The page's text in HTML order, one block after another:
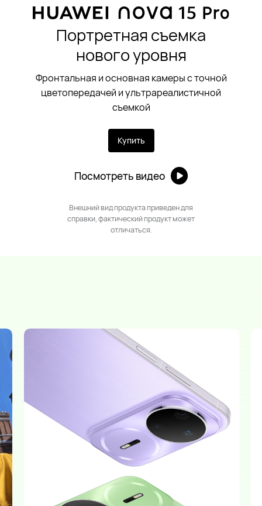
Портретная съемка
нового уровня
Фронтальная и основная камеры с точной
цветопередачей и ультрареалистичной
съемкой
Купить
Посмотреть видео
Внешний вид продукта приведен для
справки, фактический продукт может
отличаться.